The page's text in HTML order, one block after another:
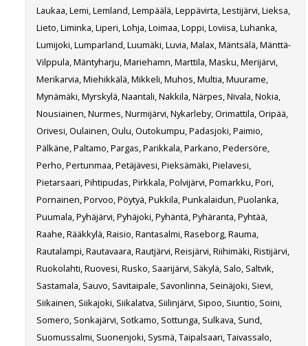
Laukaa, Lemi, Lemland, Lempäälä, Leppävirta, Lestijärvi, Lieksa,
Lieto, Liminka, Liperi, Lohja, Loimaa, Loppi, Loviisa, Luhanka,
Lumijoki, Lumparland, Luumäki, Luvia, Malax, Mäntsälä, Mänttä-
Vilppula, Mäntyharju, Mariehamn, Marttila, Masku, Merijärvi,
Merikarvia, Miehikkälä, Mikkeli, Muhos, Multia, Muurame,
Mynämäki, Myrskylä, Naantali, Nakkila, Närpes, Nivala, Nokia,
Nousiainen, Nurmes, Nurmijärvi, Nykarleby, Orimattila, Oripää,
Orivesi, Oulainen, Oulu, Outokumpu, Padasjoki, Paimio,
Pälkäne, Paltamo, Pargas, Parikkala, Parkano, Pedersöre,
Perho, Pertunmaa, Petäjävesi, Pieksämäki, Pielavesi,
Pietarsaari, Pihtipudas, Pirkkala, Polvijärvi, Pomarkku, Pori,
Pornainen, Porvoo, Pöytyä, Pukkila, Punkalaidun, Puolanka,
Puumala, Pyhäjärvi, Pyhäjoki, Pyhäntä, Pyhäranta, Pyhtää,
Raahe, Rääkkylä, Raisio, Rantasalmi, Raseborg, Rauma,
Rautalampi, Rautavaara, Rautjärvi, Reisjärvi, Riihimäki, Ristijärvi,
Ruokolahti, Ruovesi, Rusko, Saarijärvi, Säkylä, Salo, Saltvik,
Sastamala, Sauvo, Savitaipale, Savonlinna, Seinäjoki, Sievi,
Siikainen, Siikajoki, Siikalatva, Siilinjärvi, Sipoo, Siuntio, Soini,
Somero, Sonkajärvi, Sotkamo, Sottunga, Sulkava, Sund,
Suomussalmi, Suonenjoki, Sysmä, Taipalsaari, Taivassalo,